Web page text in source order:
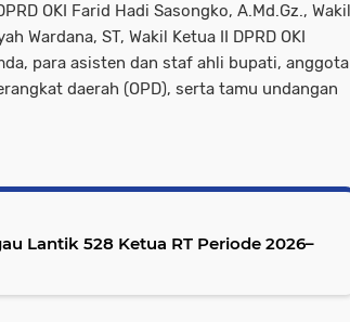
OKI Farid Hadi Sasongko, A.Md.Gz., Wakil
Wardana, ST, Wakil Ketua II DPRD OKI
para asisten dan staf ahli bupati, anggota
daerah (OPD), serta tamu undangan
Lantik 528 Ketua RT Periode 2026–